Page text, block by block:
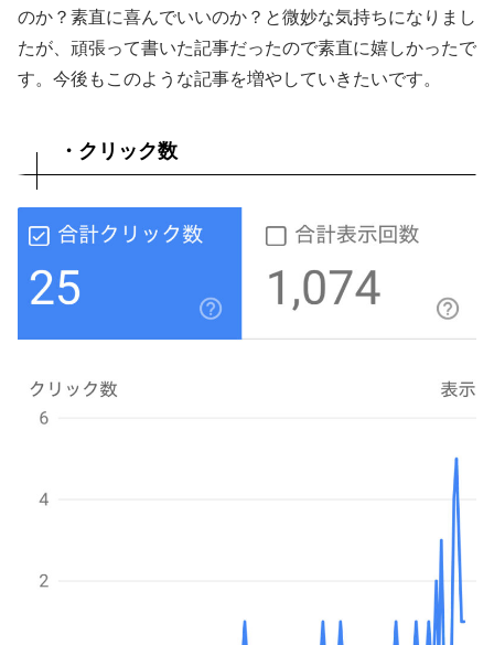
のか？素直に喜んでいいのか？と微妙な気持ちになりまし
たが、頑張って書いた記事だったので素直に嬉しかったで
す。今後もこのような記事を増やしていきたいです。
・クリック数